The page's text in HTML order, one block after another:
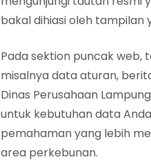
bakal dihiasi oleh
Pada sektion puncak
misalnya data aturan,
Dinas Perusahaan
untuk kebutuhan data
pemahaman yang lebih
area perkebunan.